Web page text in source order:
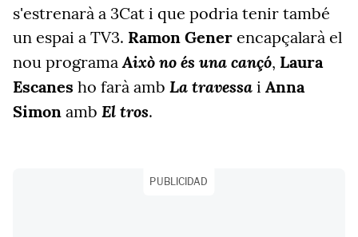
s'estrenarà a 3Cat i que podria tenir també
un espai a TV3. Ramon Gener encapçalarà el
nou programa Això no és una cançó, Laura
Escanes ho farà amb La travessa i Anna
Simon amb El tros.
PUBLICIDAD